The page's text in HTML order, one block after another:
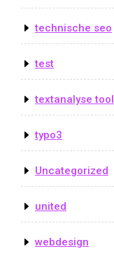
technische seo
test
textanalyse tool
typo3
Uncategorized
united
webdesign